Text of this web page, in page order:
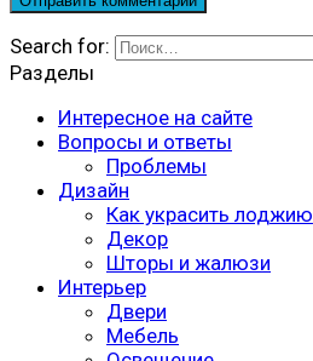
Search for:
Разделы
Интересное на сайте
Вопросы и ответы
Проблемы
Дизайн
Как украсить лоджию
Декор
Шторы и жалюзи
Интерьер
Двери
Мебель